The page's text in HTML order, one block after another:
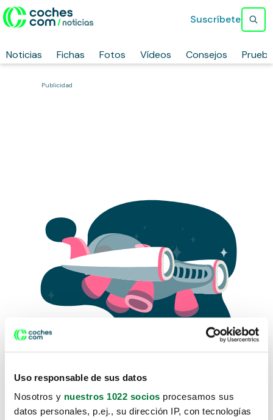
Uso responsable de sus datos
Nosotros y nuestros 1022 socios procesamos sus
datos personales, p.ej., su dirección IP, con tecnologías
Noticias Fichas Fotos Vídeos Consejos
Suscríbete
Publicidad